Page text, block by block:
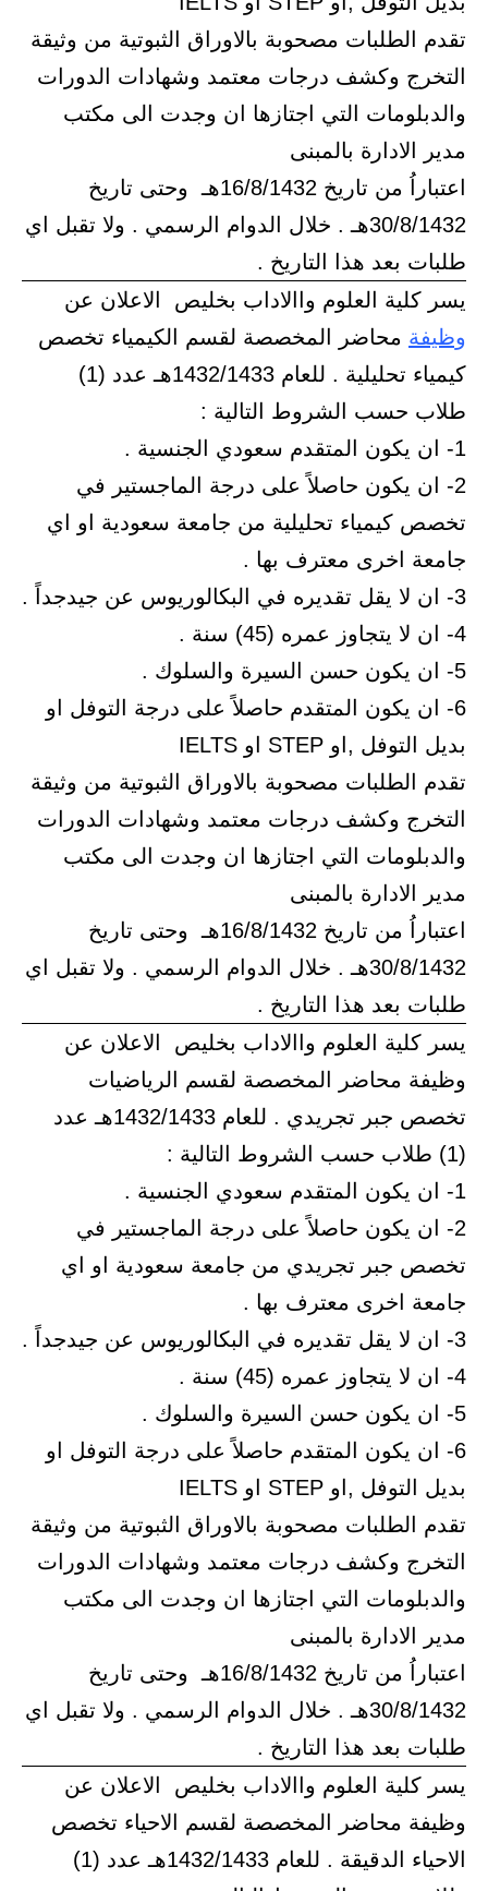
تقدم الطلبات مصحوبة بالاوراق الثبوتية من وثيقة
التخرج وكشف درجات معتمد وشهادات الدورات
والدبلومات التي اجتازها ان وجدت الى مكتب
مدير الادارة بالمبنى
اعتباراُ من تاريخ 16/8/1432هـ وحتى تاريخ
30/8/1432هـ . خلال الدوام الرسمي . ولا تقبل اي
طلبات بعد هذا التاريخ .
يسر كلية العلوم واالاداب بخليص الاعلان عن
وظيفة محاضر المخصصة لقسم الكيمياء تخصص
كيمياء تحليلية . للعام 1432/1433هـ عدد (1)
طلاب حسب الشروط التالية :
1- ان يكون المتقدم سعودي الجنسية .
2- ان يكون حاصلاً على درجة الماجستير في
تخصص كيمياء تحليلية من جامعة سعودية او اي
جامعة اخرى معترف بها .
3- ان لا يقل تقديره في البكالوريوس عن جيدجداً .
4- ان لا يتجاوز عمره (45) سنة .
5- ان يكون حسن السيرة والسلوك .
6- ان يكون المتقدم حاصلاً على درجة التوفل او
بديل التوفل ,او STEP او IELTS
تقدم الطلبات مصحوبة بالاوراق الثبوتية من وثيقة
التخرج وكشف درجات معتمد وشهادات الدورات
والدبلومات التي اجتازها ان وجدت الى مكتب
مدير الادارة بالمبنى
اعتباراُ من تاريخ 16/8/1432هـ وحتى تاريخ
30/8/1432هـ . خلال الدوام الرسمي . ولا تقبل اي
طلبات بعد هذا التاريخ .
يسر كلية العلوم واالاداب بخليص الاعلان عن
وظيفة محاضر المخصصة لقسم الرياضيات
تخصص جبر تجريدي . للعام 1432/1433هـ عدد
(1) طلاب حسب الشروط التالية :
1- ان يكون المتقدم سعودي الجنسية .
2- ان يكون حاصلاً على درجة الماجستير في
تخصص جبر تجريدي من جامعة سعودية او اي
جامعة اخرى معترف بها .
3- ان لا يقل تقديره في البكالوريوس عن جيدجداً .
4- ان لا يتجاوز عمره (45) سنة .
5- ان يكون حسن السيرة والسلوك .
6- ان يكون المتقدم حاصلاً على درجة التوفل او
بديل التوفل ,او STEP او IELTS
تقدم الطلبات مصحوبة بالاوراق الثبوتية من وثيقة
التخرج وكشف درجات معتمد وشهادات الدورات
والدبلومات التي اجتازها ان وجدت الى مكتب
مدير الادارة بالمبنى
اعتباراُ من تاريخ 16/8/1432هـ وحتى تاريخ
30/8/1432هـ . خلال الدوام الرسمي . ولا تقبل اي
طلبات بعد هذا التاريخ .
يسر كلية العلوم واالاداب بخليص الاعلان عن
وظيفة محاضر المخصصة لقسم الاحياء تخصص
الاحياء الدقيقة . للعام 1432/1433هـ عدد (1)